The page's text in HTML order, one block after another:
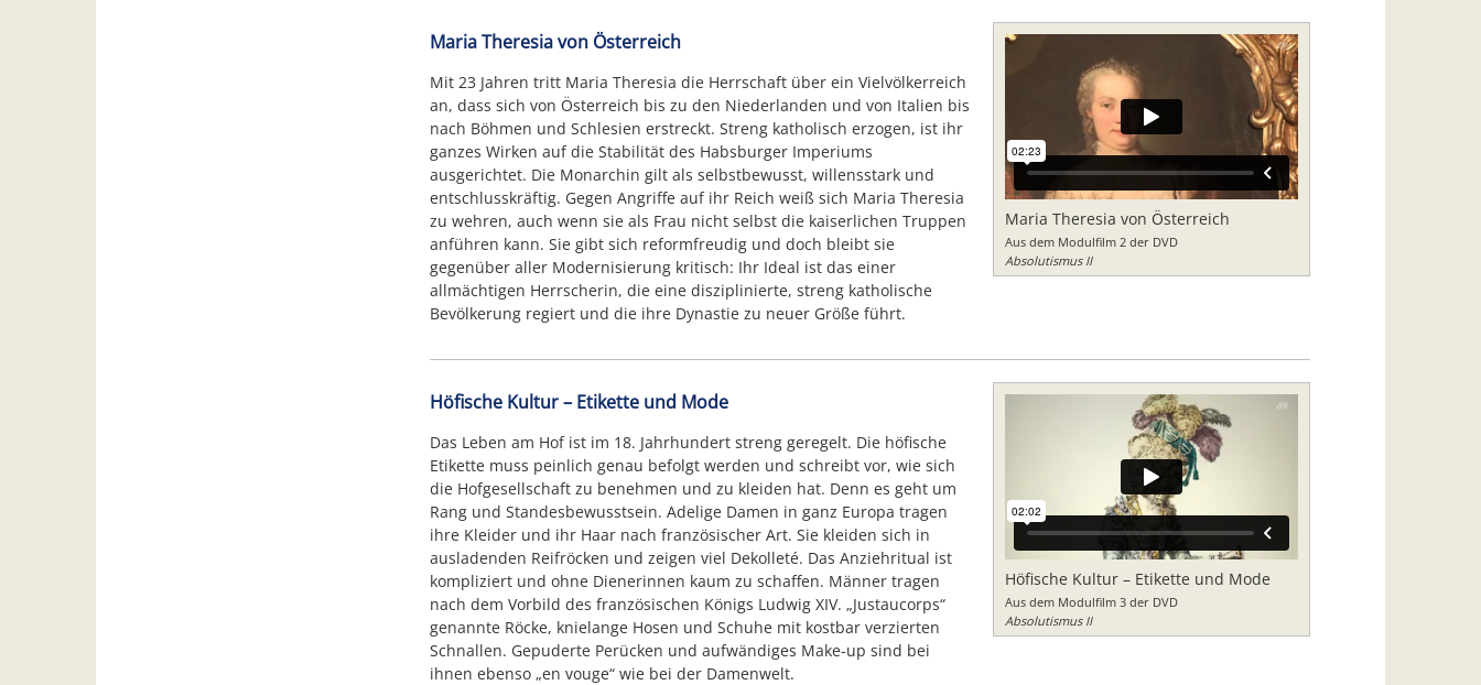
Maria Theresia von Österreich
Aus dem Modulfilm 2 der DVD
Absolutismus II
Maria Theresia von Österreich
Mit 23 Jahren tritt Maria Theresia die Herrschaft über ein Vielvölkerreich
an, dass sich von Österreich bis zu den Niederlanden und von Italien bis
nach Böhmen und Schlesien erstreckt. Streng katholisch erzogen, ist ihr
ganzes Wirken auf die Stabilität des Habsburger Imperiums
ausgerichtet. Die Monarchin gilt als selbstbewusst, willensstark und
entschlusskräftig. Gegen Angriffe auf ihr Reich weiß sich Maria Theresia
zu wehren, auch wenn sie als Frau nicht selbst die kaiserlichen Truppen
anführen kann. Sie gibt sich reformfreudig und doch bleibt sie
gegenüber aller Modernisierung kritisch: Ihr Ideal ist das einer
allmächtigen Herrscherin, die eine disziplinierte, streng katholische
Bevölkerung regiert und die ihre Dynastie zu neuer Größe führt.
Höfische Kultur – Etikette und Mode
Aus dem Modulfilm 3 der DVD
Absolutismus II
Höfische Kultur – Etikette und Mode
Das Leben am Hof ist im 18. Jahrhundert streng geregelt. Die höfische
Etikette muss peinlich genau befolgt werden und schreibt vor, wie sich
die Hofgesellschaft zu benehmen und zu kleiden hat. Denn es geht um
Rang und Standesbewusstsein. Adelige Damen in ganz Europa tragen
ihre Kleider und ihr Haar nach französischer Art. Sie kleiden sich in
ausladenden Reifröcken und zeigen viel Dekolleté. Das Anziehritual ist
kompliziert und ohne Dienerinnen kaum zu schaffen. Männer tragen
nach dem Vorbild des französischen Königs Ludwig XIV. „Justaucorps“
genannte Röcke, knielange Hosen und Schuhe mit kostbar verzierten
Schnallen. Gepuderte Perücken und aufwändiges Make-up sind bei
ihnen ebenso „en vouge“ wie bei der Damenwelt.